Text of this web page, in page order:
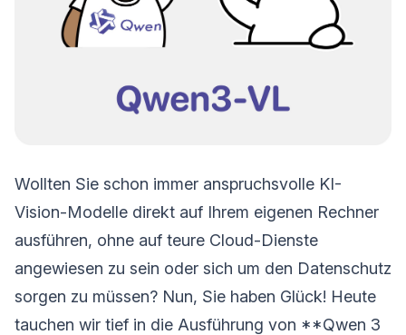
Wollten Sie schon immer anspruchsvolle KI-
Vision-Modelle direkt auf Ihrem eigenen Rechner
ausführen, ohne auf teure Cloud-Dienste
angewiesen zu sein oder sich um den Datenschutz
sorgen zu müssen? Nun, Sie haben Glück! Heute
tauchen wir tief in die Ausführung von **Qwen 3